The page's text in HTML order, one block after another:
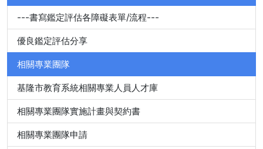
---書寫鑑定評估各障礙表單/流程---
優良鑑定評估分享
相關專業團隊
基隆市教育系統相關專業人員人才庫
相關專業團隊實施計畫與契約書
相關專業團隊申請